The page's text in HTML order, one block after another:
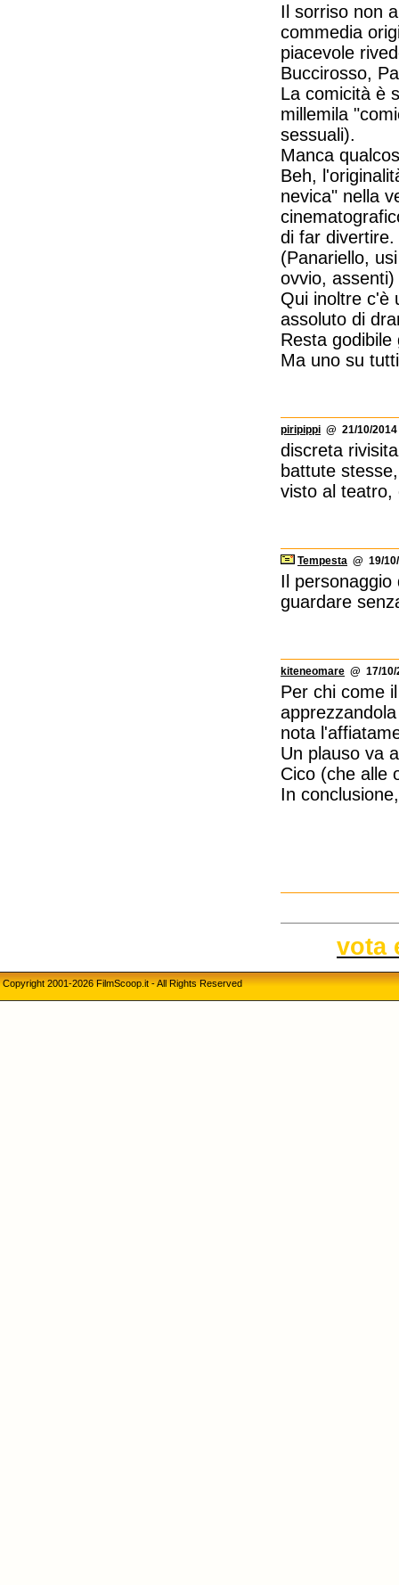
Il sorriso non
commedia
piacevole
Buccirosso,
La comicità è
millemila
sessuali).
Manca
Beh,
nevica" nella
di far
(Panariello,
ovvio,
Qui inoltre c'è
assoluto di
Resta
Ma uno su
piripippi @ 21/10/
discreta
battute
visto al teatro,
Tempesta @ 19/
Il
guardare
kiteneomare @ 17/10/
Per chi come
nota
Un plauso va
Cico (che alle
In
vota
Copyright 2001-2026 FilmScoop.it - All Rights Reserved